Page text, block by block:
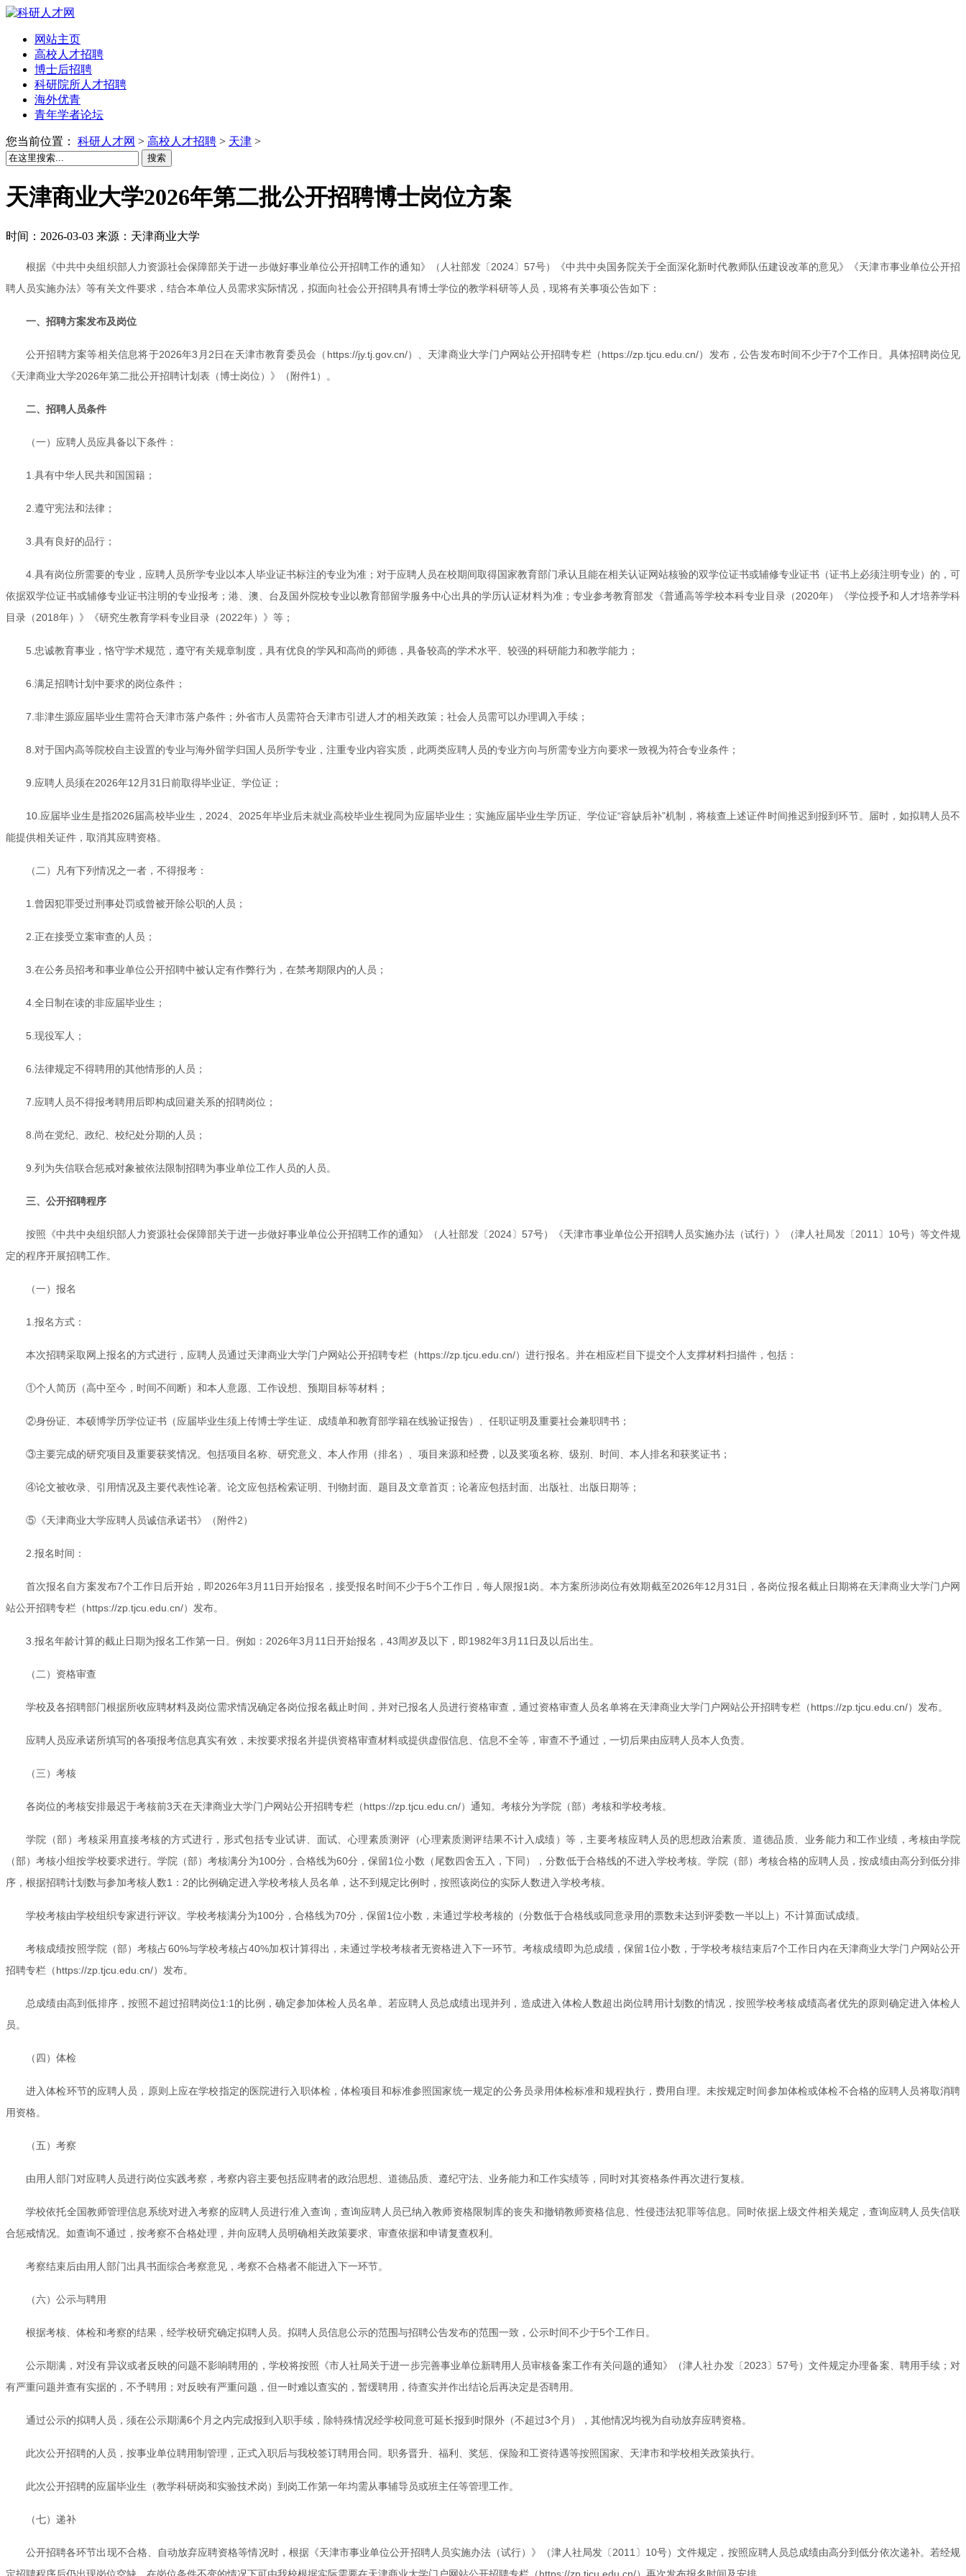
网站主页
高校人才招聘
博士后招聘
科研院所人才招聘
海外优青
青年学者论坛
您当前位置： 科研人才网 > 高校人才招聘 > 天津 >
搜索
天津商业大学2026年第二批公开招聘博士岗位方案
时间：2026-03-03 来源：天津商业大学
根据《中共中央组织部人力资源社会保障部关于进一步做好事业单位公开招聘工作的通知》（人社部发〔2024〕57号）《中共中央国务院关于全面深化新时代教师队伍建设改革的意见》《天津市事业单位公开招
聘人员实施办法》等有关文件要求，结合本单位人员需求实际情况，拟面向社会公开招聘具有博士学位的教学科研等人员，现将有关事项公告如下：
一、招聘方案发布及岗位
公开招聘方案等相关信息将于2026年3月2日在天津市教育委员会（https://jy.tj.gov.cn/）、天津商业大学门户网站公开招聘专栏（https://zp.tjcu.edu.cn/）发布，公告发布时间不少于7个工作日。具体招聘岗位见
《天津商业大学2026年第二批公开招聘计划表（博士岗位）》（附件1）。
二、招聘人员条件
（一）应聘人员应具备以下条件：
1.具有中华人民共和国国籍；
2.遵守宪法和法律；
3.具有良好的品行；
4.具有岗位所需要的专业，应聘人员所学专业以本人毕业证书标注的专业为准；对于应聘人员在校期间取得国家教育部门承认且能在相关认证网站核验的双学位证书或辅修专业证书（证书上必须注明专业）的，可
依据双学位证书或辅修专业证书注明的专业报考；港、澳、台及国外院校专业以教育部留学服务中心出具的学历认证材料为准；专业参考教育部发《普通高等学校本科专业目录（2020年）《学位授予和人才培养学科
目录（2018年）》《研究生教育学科专业目录（2022年）》等；
5.忠诚教育事业，恪守学术规范，遵守有关规章制度，具有优良的学风和高尚的师德，具备较高的学术水平、较强的科研能力和教学能力；
6.满足招聘计划中要求的岗位条件；
7.非津生源应届毕业生需符合天津市落户条件；外省市人员需符合天津市引进人才的相关政策；社会人员需可以办理调入手续；
8.对于国内高等院校自主设置的专业与海外留学归国人员所学专业，注重专业内容实质，此两类应聘人员的专业方向与所需专业方向要求一致视为符合专业条件；
9.应聘人员须在2026年12月31日前取得毕业证、学位证；
10.应届毕业生是指2026届高校毕业生，2024、2025年毕业后未就业高校毕业生视同为应届毕业生；实施应届毕业生学历证、学位证“容缺后补”机制，将核查上述证件时间推迟到报到环节。届时，如拟聘人员不
能提供相关证件，取消其应聘资格。
（二）凡有下列情况之一者，不得报考：
1.曾因犯罪受过刑事处罚或曾被开除公职的人员；
2.正在接受立案审查的人员；
3.在公务员招考和事业单位公开招聘中被认定有作弊行为，在禁考期限内的人员；
4.全日制在读的非应届毕业生；
5.现役军人；
6.法律规定不得聘用的其他情形的人员；
7.应聘人员不得报考聘用后即构成回避关系的招聘岗位；
8.尚在党纪、政纪、校纪处分期的人员；
9.列为失信联合惩戒对象被依法限制招聘为事业单位工作人员的人员。
三、公开招聘程序
按照《中共中央组织部人力资源社会保障部关于进一步做好事业单位公开招聘工作的通知》（人社部发〔2024〕57号）《天津市事业单位公开招聘人员实施办法（试行）》（津人社局发〔2011〕10号）等文件规
定的程序开展招聘工作。
（一）报名
1.报名方式：
本次招聘采取网上报名的方式进行，应聘人员通过天津商业大学门户网站公开招聘专栏（https://zp.tjcu.edu.cn/）进行报名。并在相应栏目下提交个人支撑材料扫描件，包括：
①个人简历（高中至今，时间不间断）和本人意愿、工作设想、预期目标等材料；
②身份证、本硕博学历学位证书（应届毕业生须上传博士学生证、成绩单和教育部学籍在线验证报告）、任职证明及重要社会兼职聘书；
③主要完成的研究项目及重要获奖情况。包括项目名称、研究意义、本人作用（排名）、项目来源和经费，以及奖项名称、级别、时间、本人排名和获奖证书；
④论文被收录、引用情况及主要代表性论著。论文应包括检索证明、刊物封面、题目及文章首页；论著应包括封面、出版社、出版日期等；
⑤《天津商业大学应聘人员诚信承诺书》（附件2）
2.报名时间：
首次报名自方案发布7个工作日后开始，即2026年3月11日开始报名，接受报名时间不少于5个工作日，每人限报1岗。本方案所涉岗位有效期截至2026年12月31日，各岗位报名截止日期将在天津商业大学门户网
站公开招聘专栏（https://zp.tjcu.edu.cn/）发布。
3.报名年龄计算的截止日期为报名工作第一日。例如：2026年3月11日开始报名，43周岁及以下，即1982年3月11日及以后出生。
（二）资格审查
学校及各招聘部门根据所收应聘材料及岗位需求情况确定各岗位报名截止时间，并对已报名人员进行资格审查，通过资格审查人员名单将在天津商业大学门户网站公开招聘专栏（https://zp.tjcu.edu.cn/）发布。
应聘人员应承诺所填写的各项报考信息真实有效，未按要求报名并提供资格审查材料或提供虚假信息、信息不全等，审查不予通过，一切后果由应聘人员本人负责。
（三）考核
各岗位的考核安排最迟于考核前3天在天津商业大学门户网站公开招聘专栏（https://zp.tjcu.edu.cn/）通知。考核分为学院（部）考核和学校考核。
学院（部）考核采用直接考核的方式进行，形式包括专业试讲、面试、心理素质测评（心理素质测评结果不计入成绩）等，主要考核应聘人员的思想政治素质、道德品质、业务能力和工作业绩，考核由学院
（部）考核小组按学校要求进行。学院（部）考核满分为100分，合格线为60分，保留1位小数（尾数四舍五入，下同），分数低于合格线的不进入学校考核。学院（部）考核合格的应聘人员，按成绩由高分到低分排
序，根据招聘计划数与参加考核人数1：2的比例确定进入学校考核人员名单，达不到规定比例时，按照该岗位的实际人数进入学校考核。
学校考核由学校组织专家进行评议。学校考核满分为100分，合格线为70分，保留1位小数，未通过学校考核的（分数低于合格线或同意录用的票数未达到评委数一半以上）不计算面试成绩。
考核成绩按照学院（部）考核占60%与学校考核占40%加权计算得出，未通过学校考核者无资格进入下一环节。考核成绩即为总成绩，保留1位小数，于学校考核结束后7个工作日内在天津商业大学门户网站公开
招聘专栏（https://zp.tjcu.edu.cn/）发布。
总成绩由高到低排序，按照不超过招聘岗位1:1的比例，确定参加体检人员名单。若应聘人员总成绩出现并列，造成进入体检人数超出岗位聘用计划数的情况，按照学校考核成绩高者优先的原则确定进入体检人
员。
（四）体检
进入体检环节的应聘人员，原则上应在学校指定的医院进行入职体检，体检项目和标准参照国家统一规定的公务员录用体检标准和规程执行，费用自理。未按规定时间参加体检或体检不合格的应聘人员将取消聘
用资格。
（五）考察
由用人部门对应聘人员进行岗位实践考察，考察内容主要包括应聘者的政治思想、道德品质、遵纪守法、业务能力和工作实绩等，同时对其资格条件再次进行复核。
学校依托全国教师管理信息系统对进入考察的应聘人员进行准入查询，查询应聘人员已纳入教师资格限制库的丧失和撤销教师资格信息、性侵违法犯罪等信息。同时依据上级文件相关规定，查询应聘人员失信联
合惩戒情况。如查询不通过，按考察不合格处理，并向应聘人员明确相关政策要求、审查依据和申请复查权利。
考察结束后由用人部门出具书面综合考察意见，考察不合格者不能进入下一环节。
（六）公示与聘用
根据考核、体检和考察的结果，经学校研究确定拟聘人员。拟聘人员信息公示的范围与招聘公告发布的范围一致，公示时间不少于5个工作日。
公示期满，对没有异议或者反映的问题不影响聘用的，学校将按照《市人社局关于进一步完善事业单位新聘用人员审核备案工作有关问题的通知》（津人社办发〔2023〕57号）文件规定办理备案、聘用手续；对
有严重问题并查有实据的，不予聘用；对反映有严重问题，但一时难以查实的，暂缓聘用，待查实并作出结论后再决定是否聘用。
通过公示的拟聘人员，须在公示期满6个月之内完成报到入职手续，除特殊情况经学校同意可延长报到时限外（不超过3个月），其他情况均视为自动放弃应聘资格。
此次公开招聘的人员，按事业单位聘用制管理，正式入职后与我校签订聘用合同。职务晋升、福利、奖惩、保险和工资待遇等按照国家、天津市和学校相关政策执行。
此次公开招聘的应届毕业生（教学科研岗和实验技术岗）到岗工作第一年均需从事辅导员或班主任等管理工作。
（七）递补
公开招聘各环节出现不合格、自动放弃应聘资格等情况时，根据《天津市事业单位公开招聘人员实施办法（试行）》（津人社局发〔2011〕10号）文件规定，按照应聘人员总成绩由高分到低分依次递补。若经规